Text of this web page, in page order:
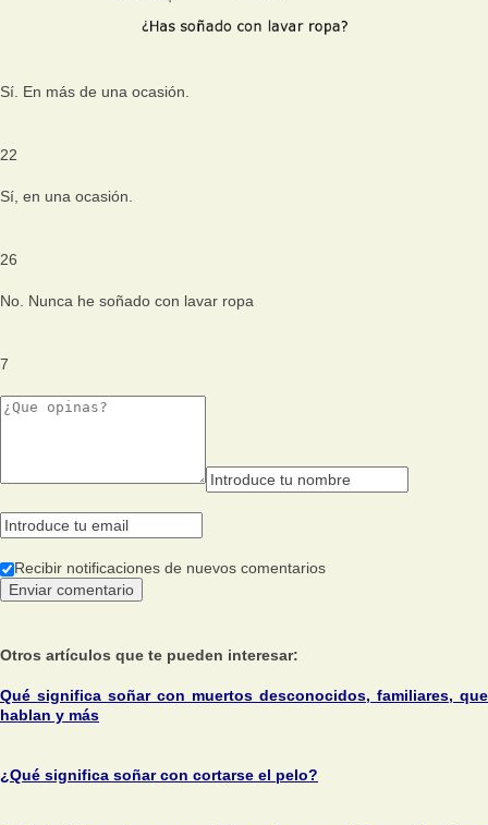
Sí. En más de una ocasión.
22
Sí, en una ocasión.
26
No. Nunca he soñado con lavar ropa
7
Recibir notificaciones de nuevos comentarios
Otros artículos que te pueden interesar:
Qué significa soñar con muertos desconocidos, familiares, que
hablan y más
¿Qué significa soñar con cortarse el pelo?